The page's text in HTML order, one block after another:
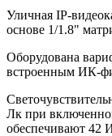
Уличная IP-
основе 1/1.8"
Оборудована
встроенным ИК-
Лк при
обеспечивают 42